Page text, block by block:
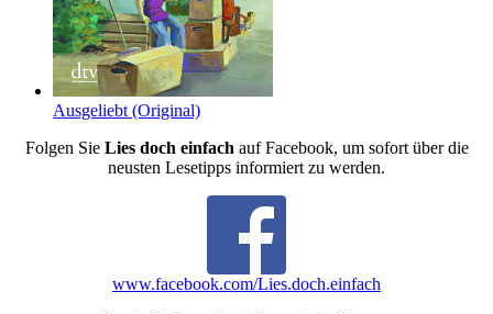
Ausgeliebt (Original)
Folgen Sie Lies doch einfach auf Facebook, um sofort über die
neusten Lesetipps informiert zu werden.
www.facebook.com/Lies.doch.einfach